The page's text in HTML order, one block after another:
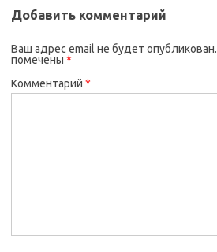
Добавить комментарий
Ваш адрес email не будет опубликован.
помечены *
Комментарий *